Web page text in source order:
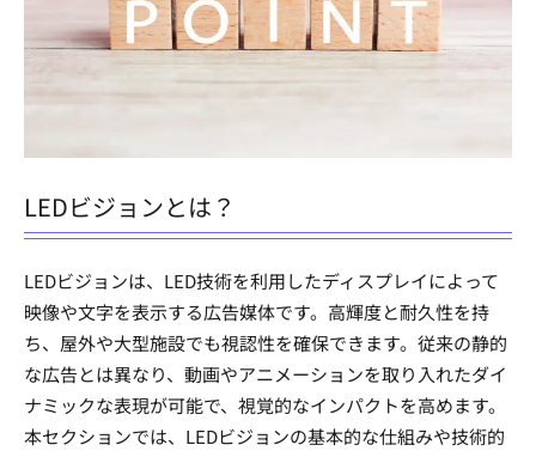
LEDビジョンとは？
LEDビジョンは、LED技術を利用したディスプレイによって
映像や文字を表示する広告媒体です。高輝度と耐久性を持
ち、屋外や大型施設でも視認性を確保できます。従来の静的
な広告とは異なり、動画やアニメーションを取り入れたダイ
ナミックな表現が可能で、視覚的なインパクトを高めます。
本セクションでは、LEDビジョンの基本的な仕組みや技術的